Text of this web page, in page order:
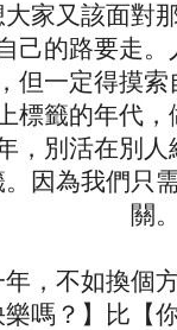
家又該面對
己的路要走
但一定得摸
標籤的年代
，別活在別
因為我們只
關
年，不如換個
嗎？】比【